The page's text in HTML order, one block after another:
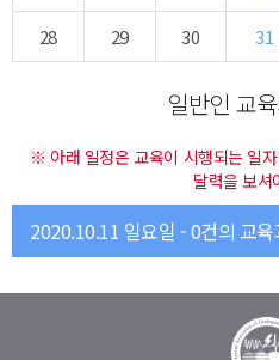
28
29 30 31
일반인 교
※ 아래 일정은 교육이 시행되는 일
달력을 보셔
2020.10.11 일요일 - 0건의 교